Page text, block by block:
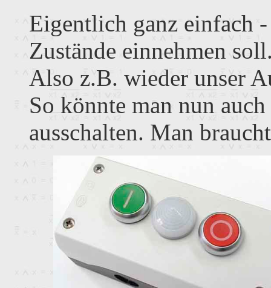
Eigentlich ganz einfach
Zustände einnehmen
Also z.B. wieder unser
So könnte man nun
ausschalten. Man